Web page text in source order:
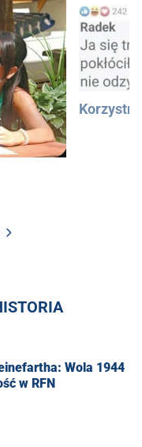
Wola 1944
w RFN